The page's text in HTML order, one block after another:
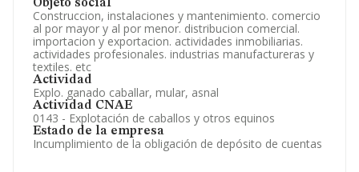
Objeto social
Construccion, instalaciones y mantenimiento. comercio
al por mayor y al por menor. distribucion comercial.
importacion y exportacion. actividades inmobiliarias.
actividades profesionales. industrias manufactureras y
textiles. etc
Actividad
Explo. ganado caballar, mular, asnal
Actividad CNAE
0143 - Explotación de caballos y otros equinos
Estado de la empresa
Incumplimiento de la obligación de depósito de cuentas